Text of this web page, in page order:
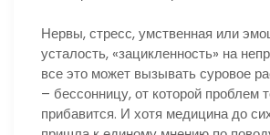
Нервы, стресс, умственная или
усталость, «зацикленность» на
все это может вызывать суровое
– бессонницу, от которой проблем
прибавится. И хотя медицина до